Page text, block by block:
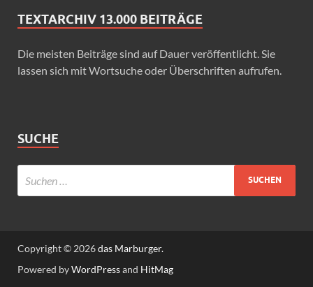
TEXTARCHIV 13.000 BEITRÄGE
Die meisten Beiträge sind auf Dauer veröffentlicht. Sie
lassen sich mit Wortsuche oder Überschriften aufrufen.
SUCHE
Copyright © 2026das Marburger.
Powered byWordPressand HitMag